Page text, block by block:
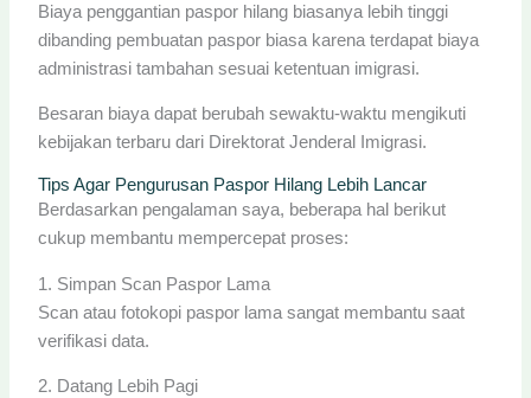
Biaya penggantian paspor hilang biasanya lebih tinggi
dibanding pembuatan paspor biasa karena terdapat biaya
administrasi tambahan sesuai ketentuan imigrasi.
Besaran biaya dapat berubah sewaktu-waktu mengikuti
kebijakan terbaru dari Direktorat Jenderal Imigrasi.
Tips Agar Pengurusan Paspor Hilang Lebih Lancar
Berdasarkan pengalaman saya, beberapa hal berikut
cukup membantu mempercepat proses:
1. Simpan Scan Paspor Lama
Scan atau fotokopi paspor lama sangat membantu saat
verifikasi data.
2. Datang Lebih Pagi